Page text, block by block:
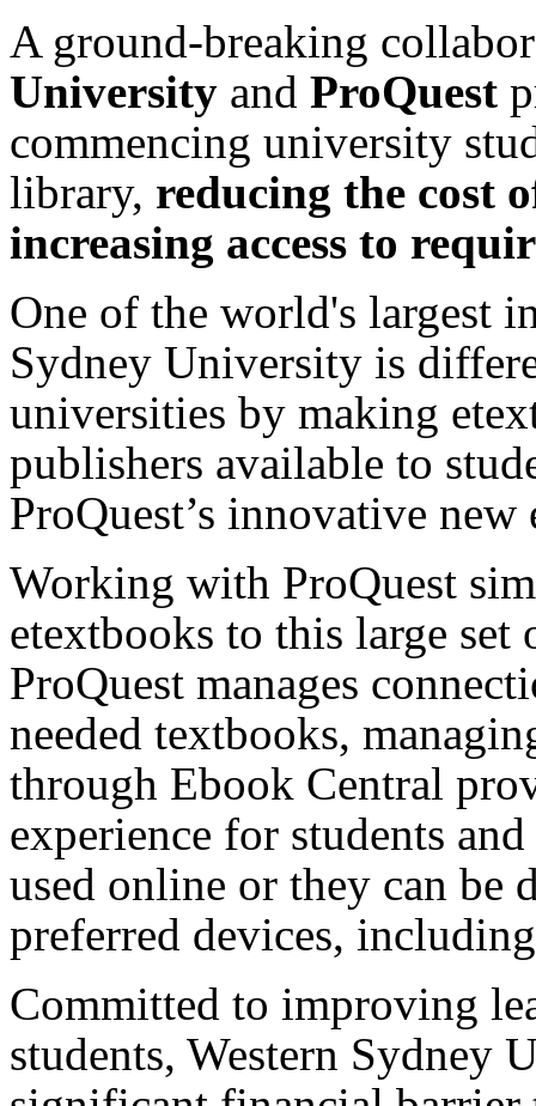
A ground-breaking
University and ProQuest
commencing university
library, reducing the cost
increasing access to
One of the world's largest
Sydney University is
universities by making
publishers available to
ProQuest’s innovative
Working with ProQuest
etextbooks to this large set
ProQuest manages
needed textbooks,
through Ebook Central
experience for students
used online or they can be
preferred devices,
Committed to improving
students, Western Sydney